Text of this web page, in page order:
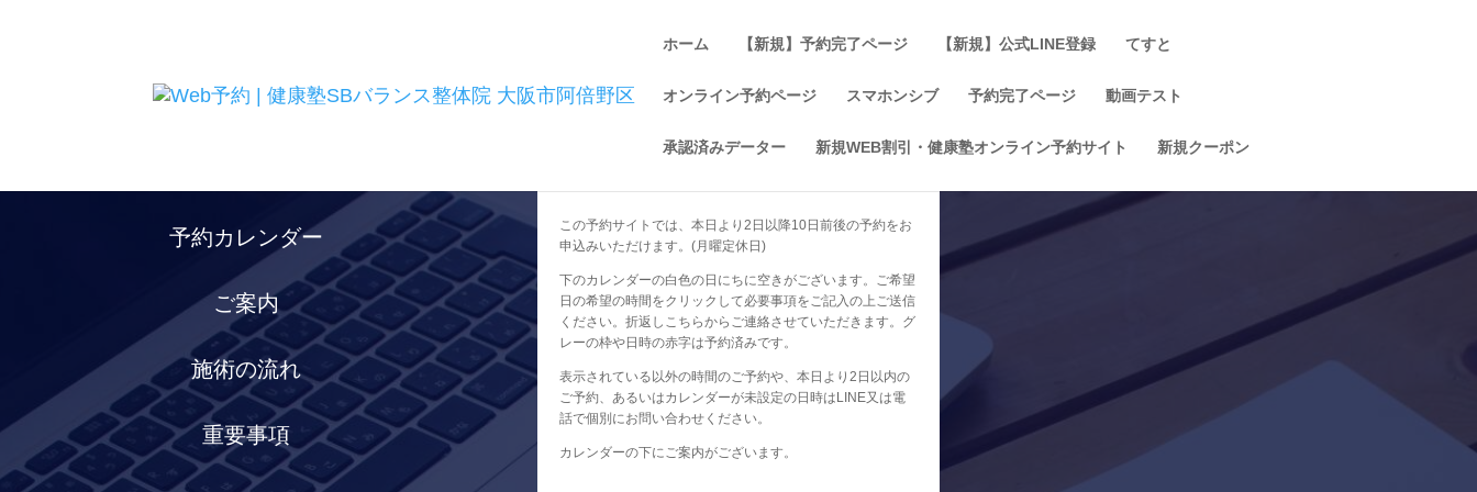
ホーム 【新規】予約完了ページ 【新規】公式LINE登録 てすと
オンライン予約ページ スマホンシブ 予約完了ページ 動画テスト
承認済みデーター 新規WEB割引・健康塾オンライン予約サイト 新規クーポン
予約カレンダー
ご案内
施術の流れ
重要事項
この予約サイトでは、本日より2日以降10日前後の予約をお
申込みいただけます。(月曜定休日)
下のカレンダーの白色の日にちに空きがございます。ご希望
日の希望の時間をクリックして必要事項をご記入の上ご送信
ください。折返しこちらからご連絡させていただきます。グ
レーの枠や日時の赤字は予約済みです。
表示されている以外の時間のご予約や、本日より2日以内の
ご予約、あるいはカレンダーが未設定の日時はLINE又は電
話で個別にお問い合わせください。
カレンダーの下にご案内がございます。